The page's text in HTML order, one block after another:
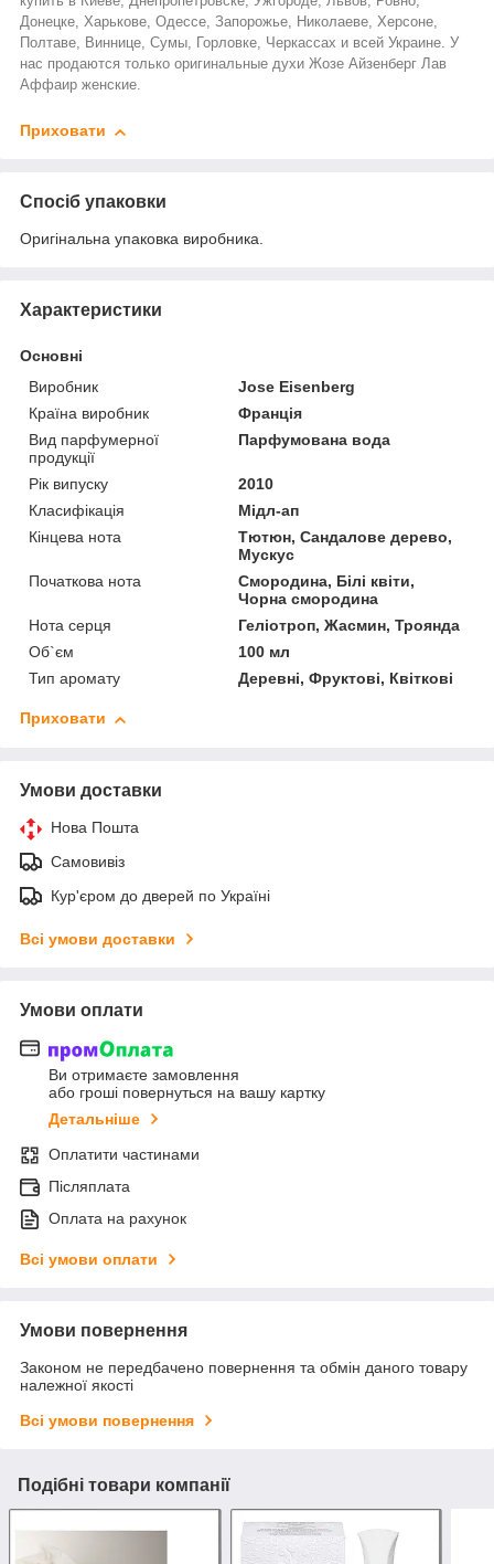
Донецке, Харькове, Одессе, Запорожье, Николаеве, Херсоне,
Полтаве, Виннице, Сумы, Горловке, Черкассах и всей Украине. У
нас продаются только оригинальные духи Жозе Айзенберг Лав
Аффаир женские.
Приховати
Спосіб упаковки
Оригінальна упаковка виробника.
Характеристики
Основні
Виробник
Jose Eisenberg
Країна виробник
Франція
Вид парфумерної
продукції
Парфумована вода
Рік випуску
2010
Класифікація
Мідл-ап
Кінцева нота
Тютюн, Сандалове дерево,
Мускус
Початкова нота
Смородина, Білі квіти,
Чорна смородина
Нота серця
Геліотроп, Жасмин, Троянда
Об`єм
100 мл
Тип аромату
Деревні, Фруктові, Квіткові
Приховати
Умови доставки
Нова Пошта
Самовивіз
Кур'єром до дверей по Україні
Всі умови доставки
Умови оплати
Ви отримаєте замовлення
або гроші повернуться на вашу картку
Детальніше
Оплатити частинами
Післяплата
Оплата на рахунок
Всі умови оплати
Умови повернення
Законом не передбачено повернення та обмін даного товару
належної якості
Всі умови повернення
Подібні товари компанії